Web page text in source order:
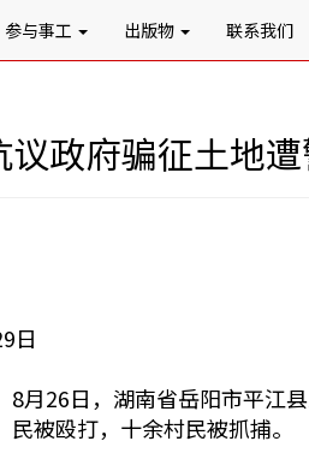
参与事工 出版物 联系我们
政府骗征土地
日
8月26日，湖南省岳阳市平江
民被殴打，十余村民被抓捕。